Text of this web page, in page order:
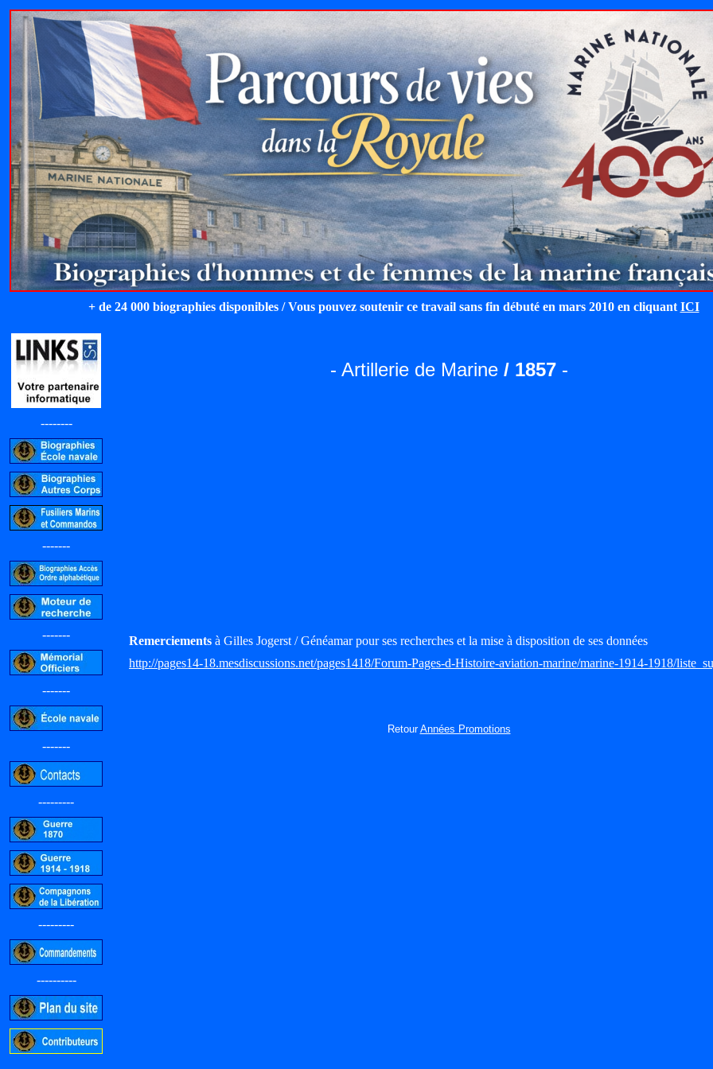
+ de 24 000 biographies disponibles / Vous pouvez soutenir ce travail sans fin débuté en mars 2010 en cliquant ICI
--------
-------
-------
-------
-------
---------
---------
----------
- Artillerie de Marine/ 1857-
Remerciements à Gilles Jogerst / Généamar pour ses recherches et la mise à disposition de ses données
http://pages14-18.mesdiscussions.net/pages1418/Forum-Pages-d-Histoire-aviation-marine/marine-1914-1918/
RetourAnnées Promotions